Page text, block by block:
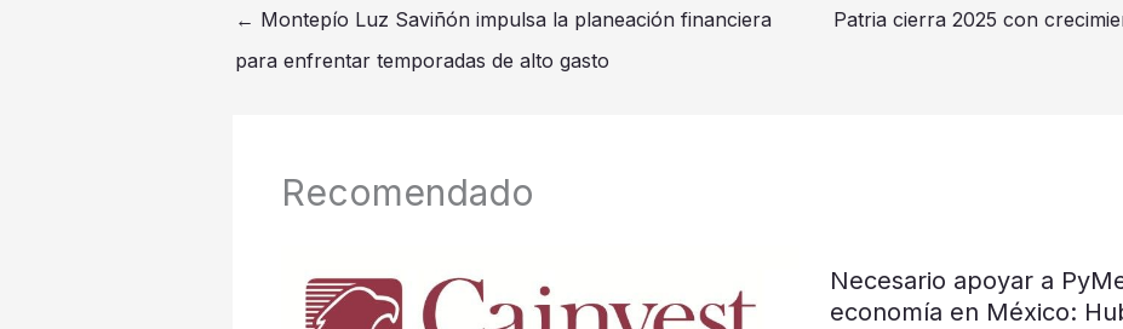
← Montepío Luz Saviñón impulsa la planeación financiera
para enfrentar temporadas de alto gasto
Patria cierra 2025 con
Recomendado
​​​​​Necesario apoyar a
economía en México: